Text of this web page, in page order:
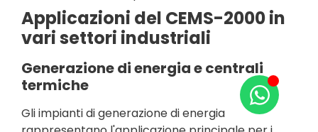
Applicazioni del CEMS-2000 in
vari settori industriali
Generazione di energia e centrali
termiche
Gli impianti di generazione di energia